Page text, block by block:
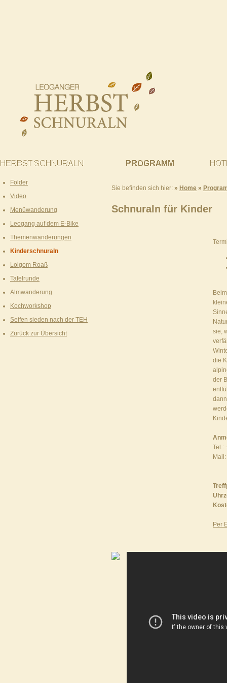
Folder
Video
Menüwanderung
Leogang auf dem E-Bike
Themenwanderungen
Kinderschnuraln
Loigom Roaß
Tafelrunde
Almwanderung
Kochworkshop
Seifen sieden nach der TEH
Zurück zur Übersicht
Sie befinden sich hier: » Home »
Schnuraln für Kinder
sie,
die
der
Tel.:
Mail:
Per